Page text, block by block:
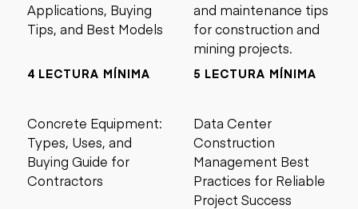
Applications, Buying
Tips, and Best Models
4 LECTURA MÍNIMA
and maintenance tips
for construction and
mining projects.
5 LECTURA MÍNIMA
Concrete Equipment:
Types, Uses, and
Buying Guide for
Contractors
Data Center
Construction
Management Best
Practices for Reliable
Project Success